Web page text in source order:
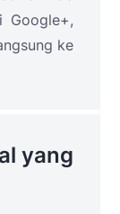
Google+,
ke
yang